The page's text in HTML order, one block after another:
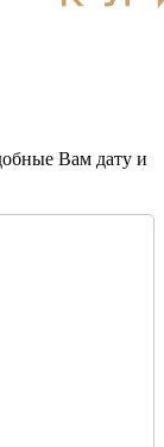
Вам дату и